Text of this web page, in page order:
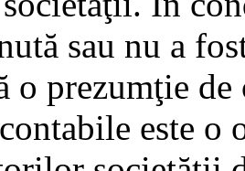
sau nu a
o prezumţie
este o